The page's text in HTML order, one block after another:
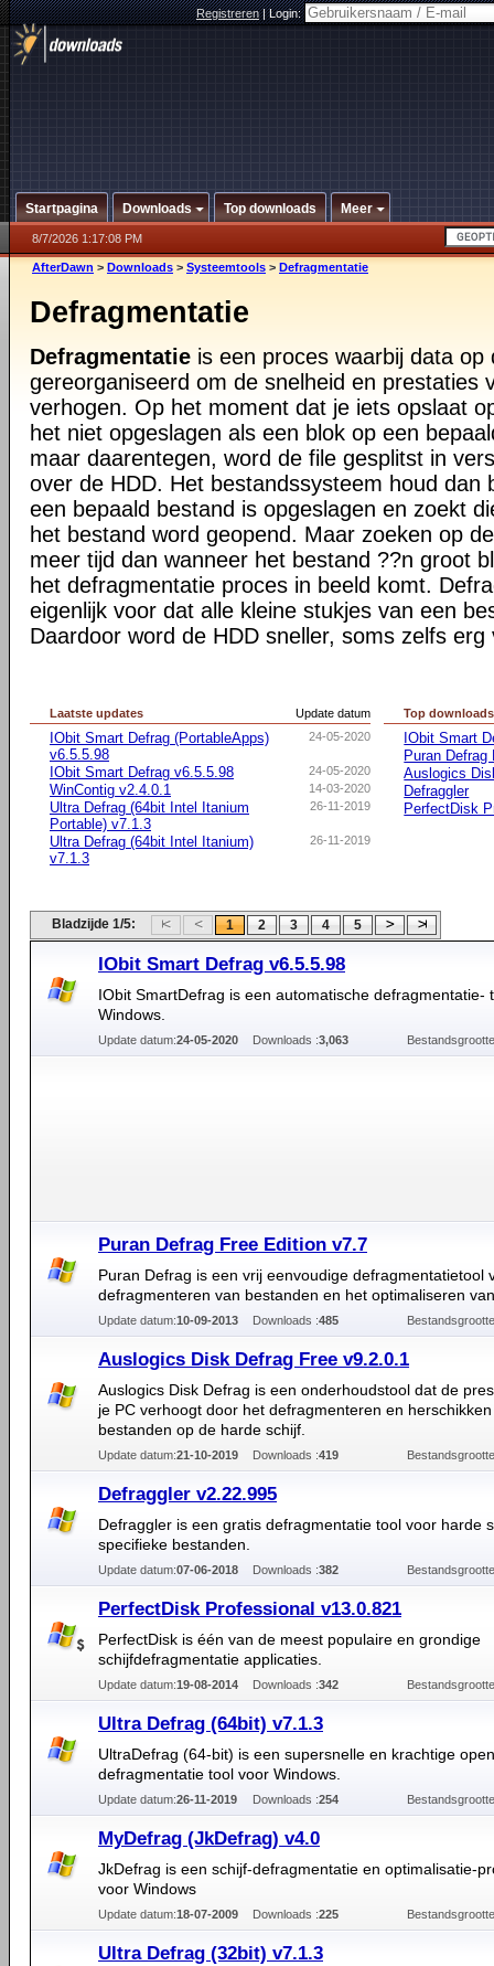
Registreren|Login:
Startpagina Downloads Top downloads Meer
8/7/2026 1:17:08 PM
AfterDawn > Downloads > Systeemtools > Defragmentatie
Defragmentatie
Defragmentatie is een proces waarbij data op
gereorganiseerd om de snelheid en prestaties
verhogen. Op het moment dat je iets opslaat
het niet opgeslagen als een blok op een
maar daarentegen, word de file gesplitst in
over de HDD. Het bestandssysteem houd dan
een bepaald bestand is opgeslagen en zoekt
het bestand word geopend. Maar zoeken op
meer tijd dan wanneer het bestand ??n groot
het defragmentatie proces in beeld komt.
eigenlijk voor dat alle kleine stukjes van een
Daardoor word de HDD sneller, soms zelfs erg
Update datum
Laatste updates
24-05-2020
IObit Smart Defrag (PortableApps)
v6.5.5.98
24-05-2020
IObit Smart Defrag v6.5.5.98
14-03-2020
WinContig v2.4.0.1
26-11-2019
Ultra Defrag (64bit Intel Itanium
Portable) v7.1.3
26-11-2019
Ultra Defrag (64bit Intel Itanium)
v7.1.3
Top downloads
IObit Smart
Puran Defrag
Auslogics
Defraggler
PerfectDisk
Bladzijde 1/5: 1 2 3 4 5
IObit Smart Defrag v6.5.5.98
IObit SmartDefrag is een automatische defragmentatie-
Windows.
Update datum:24-05-2020 Downloads :3,063
Puran Defrag Free Edition v7.7
Puran Defrag is een vrij eenvoudige defragmentatietool
defragmenteren van bestanden en het optimaliseren
Update datum:10-09-2013 Downloads :485
Auslogics Disk Defrag Free v9.2.0.1
Auslogics Disk Defrag is een onderhoudstool dat de
je PC verhoogt door het defragmenteren en
bestanden op de harde schijf.
Update datum:21-10-2019 Downloads :419
Defraggler v2.22.995
Defraggler is een gratis defragmentatie tool voor harde
specifieke bestanden.
Update datum:07-06-2018 Downloads :382
PerfectDisk Professional v13.0.821
PerfectDisk is één van de meest populaire en grondige
schijfdefragmentatie applicaties.
Update datum:19-08-2014 Downloads :342
Ultra Defrag (64bit) v7.1.3
UltraDefrag (64-bit) is een supersnelle en krachtige
defragmentatie tool voor Windows.
Update datum:26-11-2019 Downloads :254
MyDefrag (JkDefrag) v4.0
JkDefrag is een schijf-defragmentatie en optimalisatie-
voor Windows
Update datum:18-07-2009 Downloads :225
Ultra Defrag (32bit) v7.1.3